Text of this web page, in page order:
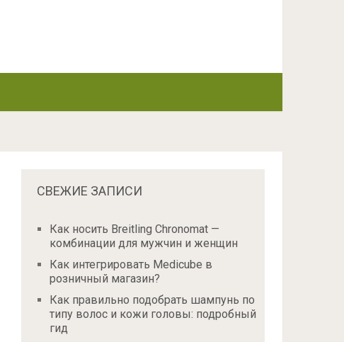
СВЕЖИЕ ЗАПИСИ
Как носить Breitling Chronomat —
комбинации для мужчин и женщин
Как интегрировать Medicube в
розничный магазин?
Как правильно подобрать шампунь по
типу волос и кожи головы: подробный
гид